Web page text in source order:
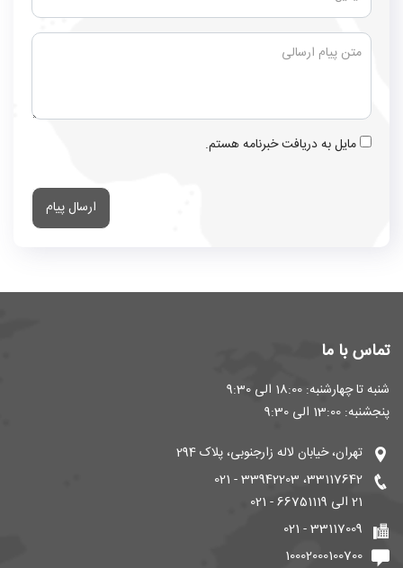
مایل به دریافت خبرنامه هستم.
ارسال پیام
تماس با ما
شنبه تا چهارشنبه: 18:00 الی 9:30
پنجشنبه: 13:00 الی 9:30
تهران، خیابان لاله زارجنوبی، پلاک 294
33117642، 33942203 - 021
21 الی 66751119 - 021
33117009 - 021
10002000100700